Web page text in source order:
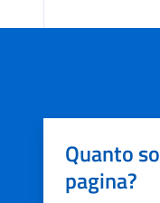
Quanto
pagina?